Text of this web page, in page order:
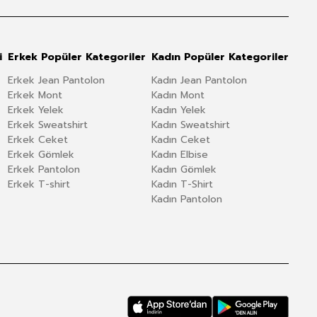
Erkek Popüler Kategoriler
Erkek Jean Pantolon
Erkek Mont
Erkek Yelek
Erkek Sweatshirt
Erkek Ceket
Erkek Gömlek
Erkek Pantolon
Erkek T-shirt
Kadın Popüler Kategoriler
Kadın Jean Pantolon
Kadın Mont
Kadın Yelek
Kadın Sweatshirt
Kadın Ceket
Kadın Elbise
Kadın Gömlek
Kadın T-Shirt
Kadın Pantolon